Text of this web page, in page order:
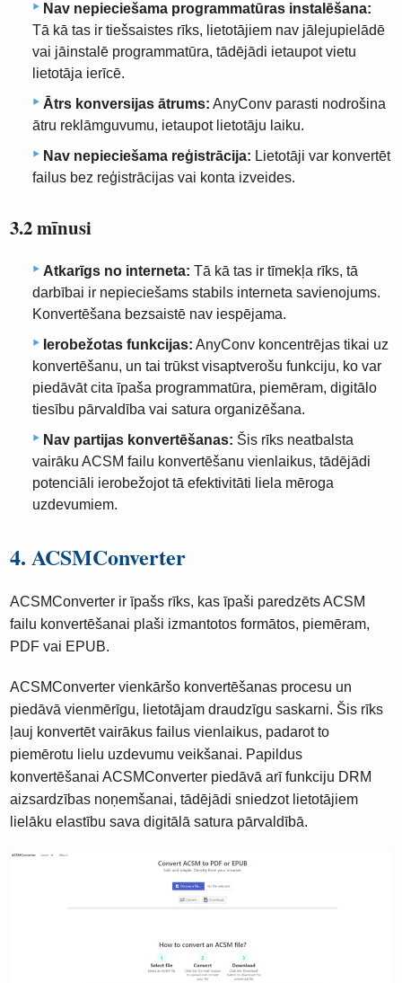
Nav nepieciešama programmatūras instalēšana:
Tā kā tas ir tiešsaistes rīks, lietotājiem nav jālejupielādē
vai jāinstalē programmatūra, tādējādi ietaupot vietu
lietotāja ierīcē.
Ātrs konversijas ātrums: AnyConv parasti nodrošina
ātru reklāmguvumu, ietaupot lietotāju laiku.
Nav nepieciešama reģistrācija: Lietotāji var konvertēt
failus bez reģistrācijas vai konta izveides.
3.2 mīnusi
Atkarīgs no interneta: Tā kā tas ir tīmekļa rīks, tā
darbībai ir nepieciešams stabils interneta savienojums.
Konvertēšana bezsaistē nav iespējama.
Ierobežotas funkcijas: AnyConv koncentrējas tikai uz
konvertēšanu, un tai trūkst visaptverošu funkciju, ko var
piedāvāt cita īpaša programmatūra, piemēram, digitālo
tiesību pārvaldība vai satura organizēšana.
Nav partijas konvertēšanas: Šis rīks neatbalsta
vairāku ACSM failu konvertēšanu vienlaikus, tādējādi
potenciāli ierobežojot tā efektivitāti liela mēroga
uzdevumiem.
4. ACSMConverter
ACSMConverter ir īpašs rīks, kas īpaši paredzēts ACSM
failu konvertēšanai plaši izmantotos formātos, piemēram,
PDF vai EPUB.
ACSMConverter vienkāršo konvertēšanas procesu un
piedāvā vienmērīgu, lietotājam draudzīgu saskarni. Šis rīks
ļauj konvertēt vairākus failus vienlaikus, padarot to
piemērotu lielu uzdevumu veikšanai. Papildus
konvertēšanai ACSMConverter piedāvā arī funkciju DRM
aizsardzības noņemšanai, tādējādi sniedzot lietotājiem
lielāku elastību sava digitālā satura pārvaldībā.